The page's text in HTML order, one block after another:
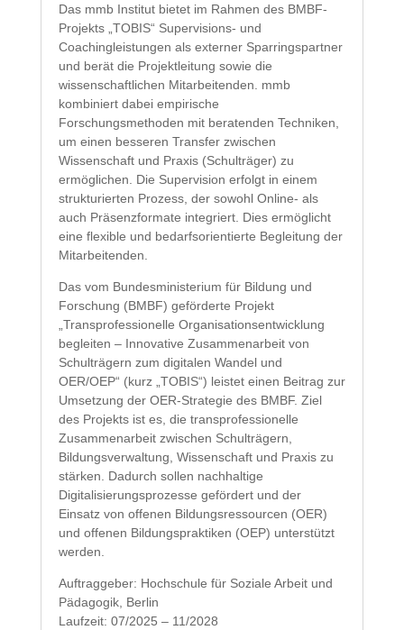
Das mmb Institut bietet im Rahmen des BMBF-
Projekts „TOBIS“ Supervisions- und
Coachingleistungen als externer Sparringspartner
und berät die Projektleitung sowie die
wissenschaftlichen Mitarbeitenden. mmb
kombiniert dabei empirische
Forschungsmethoden mit beratenden Techniken,
um einen besseren Transfer zwischen
Wissenschaft und Praxis (Schulträger) zu
ermöglichen. Die Supervision erfolgt in einem
strukturierten Prozess, der sowohl Online- als
auch Präsenzformate integriert. Dies ermöglicht
eine flexible und bedarfsorientierte Begleitung der
Mitarbeitenden.
Das vom Bundesministerium für Bildung und
Forschung (BMBF) geförderte Projekt
„Transprofessionelle Organisationsentwicklung
begleiten – Innovative Zusammenarbeit von
Schulträgern zum digitalen Wandel und
OER/OEP“ (kurz „TOBIS“) leistet einen Beitrag zur
Umsetzung der OER-Strategie des BMBF. Ziel
des Projekts ist es, die transprofessionelle
Zusammenarbeit zwischen Schulträgern,
Bildungsverwaltung, Wissenschaft und Praxis zu
stärken. Dadurch sollen nachhaltige
Digitalisierungsprozesse gefördert und der
Einsatz von offenen Bildungsressourcen (OER)
und offenen Bildungspraktiken (OEP) unterstützt
werden.
Auftraggeber: Hochschule für Soziale Arbeit und
Pädagogik, Berlin
Laufzeit: 07/2025 – 11/2028